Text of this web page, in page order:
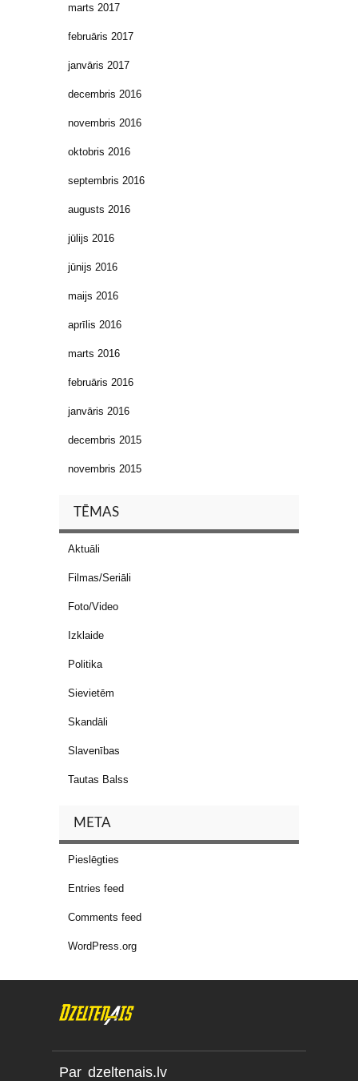
marts 2017
februāris 2017
janvāris 2017
decembris 2016
novembris 2016
oktobris 2016
septembris 2016
augusts 2016
jūlijs 2016
jūnijs 2016
maijs 2016
aprīlis 2016
marts 2016
februāris 2016
janvāris 2016
decembris 2015
novembris 2015
TĒMAS
Aktuāli
Filmas/Seriāli
Foto/Video
Izklaide
Politika
Sievietēm
Skandāli
Slavenības
Tautas Balss
META
Pieslēgties
Entries feed
Comments feed
WordPress.org
Par dzeltenais.lv